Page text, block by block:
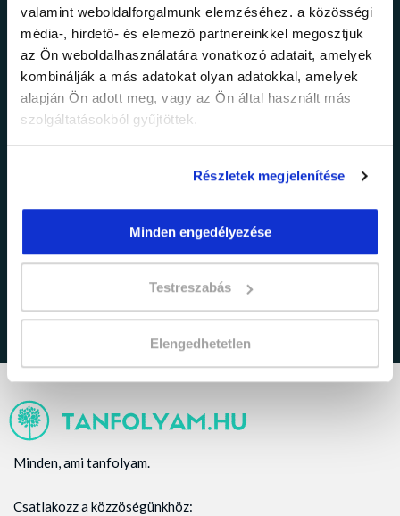
valamint weboldalforgalmunk elemzéséhez. a közösségi
média-, hirdető- és elemező partnereinkkel megosztjuk
az Ön weboldalhasználatára vonatkozó adatait, amelyek
kombinálják a más adatokat olyan adatokkal, amelyek
alapján Ön adott meg, vagy az Ön által használt más
szolgáltatásokból gyűjtöttek.
Részletek megjelenítése
Minden engedélyezése
Testreszabás
Elengedhetetlen
Értesülj elsőként legújabb tanfolyamainkról,
legfrissebb híreinkről és időszakos
promócióinkról.
adatkezelési tájékoztatóban
Minden, ami tanfolyam.
Csatlakozz a közzöségünkhöz: